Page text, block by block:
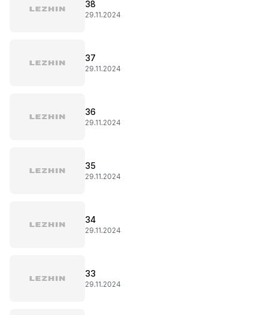
38
29.11.2024
37
29.11.2024
36
29.11.2024
35
29.11.2024
34
29.11.2024
33
29.11.2024